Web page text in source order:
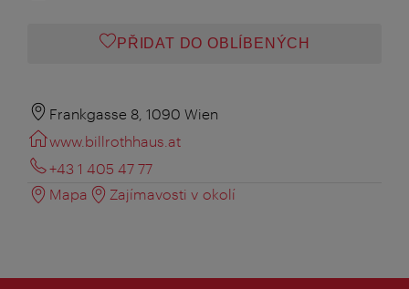
PŘIDAT DO OBLÍBENÝCH
Frankgasse 8, 1090 Wien
www.billrothhaus.at
+43 1 405 47 77
Mapa
Zajímavosti v okolí